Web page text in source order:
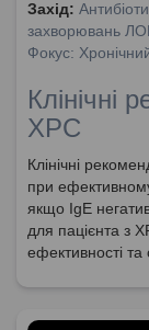
Захід:
захворювань
Фокус:
Клінічні
ХРС
Клінічні
при
якщо IgE
для пацієнта з
ефективності та